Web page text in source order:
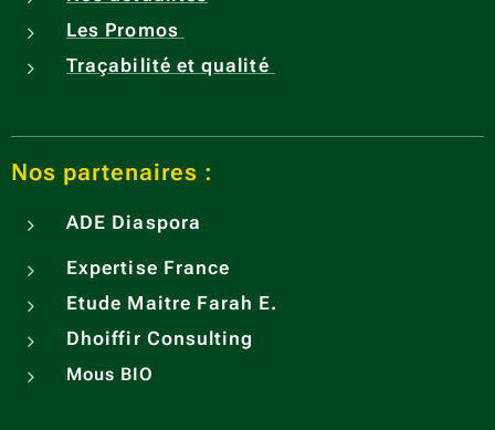
Les Promos
Traçabilité et qualité
Nos partenaires :
ADE Diaspora
Expertise France
Etude Maitre Farah E.
Dhoiffir Consulting
Mous BIO